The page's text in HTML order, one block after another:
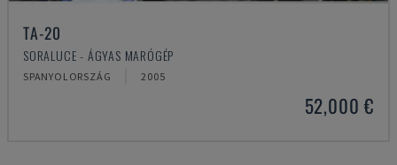
TA-20
SORALUCE - ÁGYAS MARÓGÉP
SPANYOLORSZÁG 2005
52,000 €